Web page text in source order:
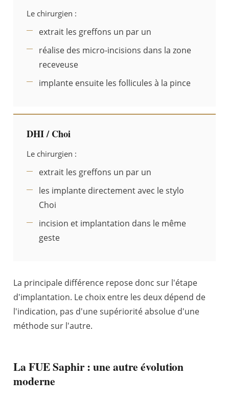
Le chirurgien :
extrait les greffons un par un
réalise des micro-incisions dans la zone
receveuse
implante ensuite les follicules à la pince
DHI / Choi
Le chirurgien :
extrait les greffons un par un
les implante directement avec le stylo
Choi
incision et implantation dans le même
geste
La principale différence repose donc sur l'étape
d'implantation. Le choix entre les deux dépend de
l'indication, pas d'une supériorité absolue d'une
méthode sur l'autre.
La FUE Saphir : une autre évolution
moderne